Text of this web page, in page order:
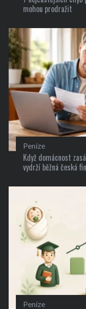
mohou prodražit
Peníze
Když domácnost
vydrží běžná česká
Peníze